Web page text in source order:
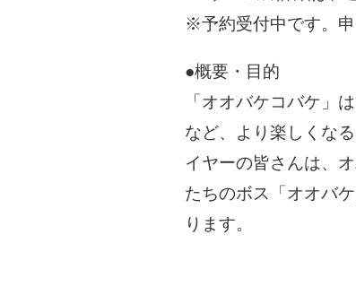
※予約受付中です。申
●概要・目的
「オオバケコバケ」
など、より楽しくな
イヤーの皆さんは、
たちのボス「オオバ
ります。